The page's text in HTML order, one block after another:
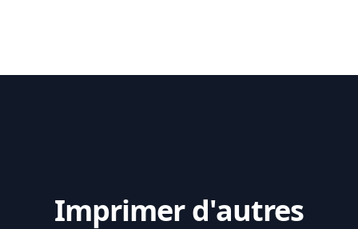
Imprimer d'autres